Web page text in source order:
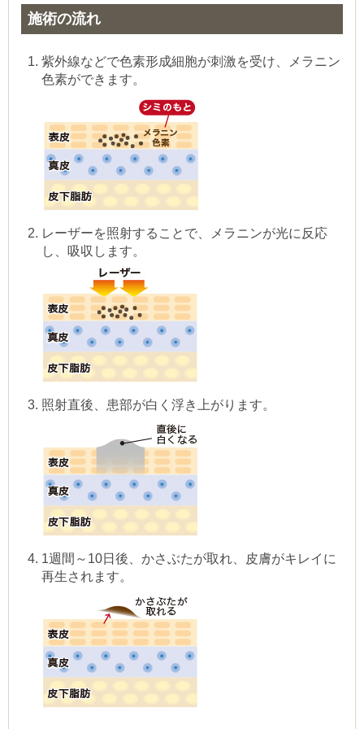
施術の流れ
紫外線などで色素形成細胞が刺激を受け、メラニン
色素ができます。
レーザーを照射することで、メラニンが光に反応
し、吸収します。
照射直後、患部が白く浮き上がります。
1週間～10日後、かさぶたが取れ、皮膚がキレイに
再生されます。